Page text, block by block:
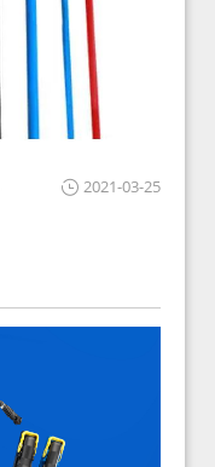
2021-03-25